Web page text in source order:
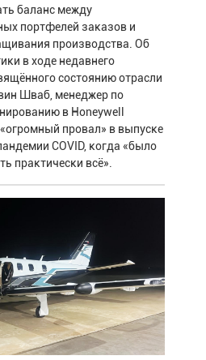
баланс между
портфелей заказов и
производства. Об
в ходе недавнего
состоянию отрасли
Шваб, менеджер по
в Honeywell
провал» в выпуске
COVID, когда «было
практически всё».